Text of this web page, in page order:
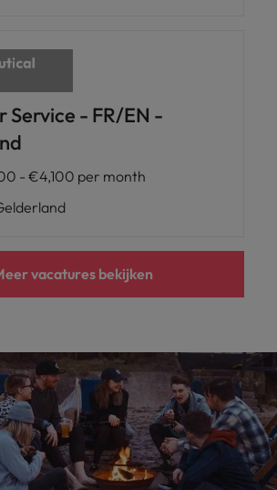
Service - FR/EN -
- €4,100 per month
vacatures bekijken